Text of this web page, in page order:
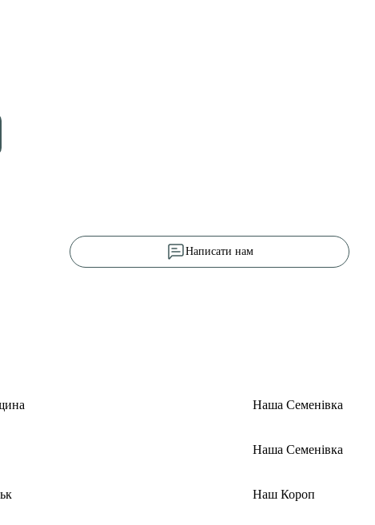
Написати нам
Наша Семенівка
Наша Семенівка
Наш Короп